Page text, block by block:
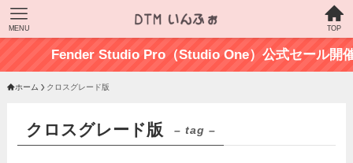
TOP
MENU
Fender Studio Pro（Studio One）公式セール開催
ホーム クロスグレード版
クロスグレード版 – tag –